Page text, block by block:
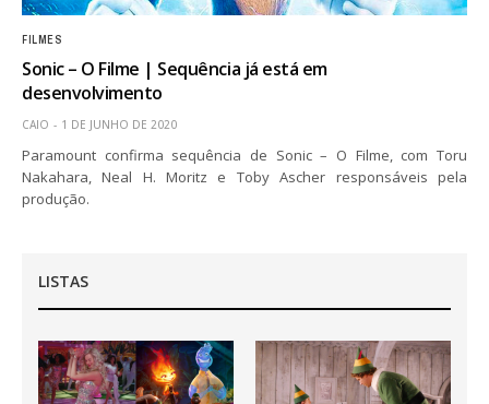
FILMES
Sonic – O Filme | Sequência já está em
desenvolvimento
CAIO 1 DE JUNHO DE 2020
Paramount confirma sequência de Sonic – O Filme, com Toru
Nakahara, Neal H. Moritz e Toby Ascher responsáveis pela
produção.
LISTAS